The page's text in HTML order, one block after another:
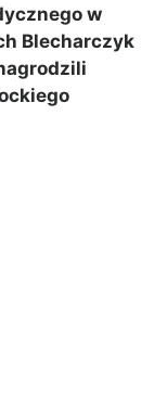
w
Blecharczyk